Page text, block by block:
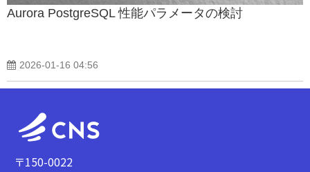
Aurora PostgreSQL 性能パラメータの検討
2026-01-16 04:56
〒150-0022